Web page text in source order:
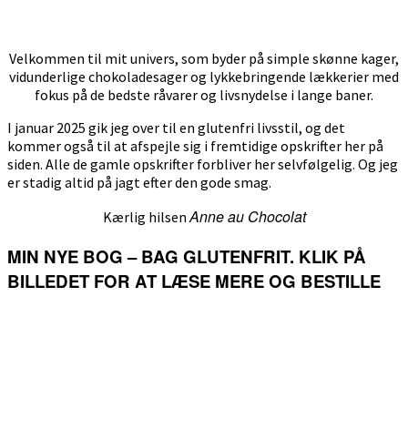
Velkommen til mit univers, som byder på simple skønne kager,
vidunderlige chokoladesager og lykkebringende lækkerier med
fokus på de bedste råvarer og livsnydelse i lange baner.
I januar 2025 gik jeg over til en glutenfri livsstil, og det
kommer også til at afspejle sig i fremtidige opskrifter her på
siden. Alle de gamle opskrifter forbliver her selvfølgelig. Og jeg
er stadig altid på jagt efter den gode smag.
Kærlig hilsenAnne au Chocolat
MIN NYE BOG – BAG GLUTENFRIT. KLIK PÅ
BILLEDET FOR AT LÆSE MERE OG BESTILLE